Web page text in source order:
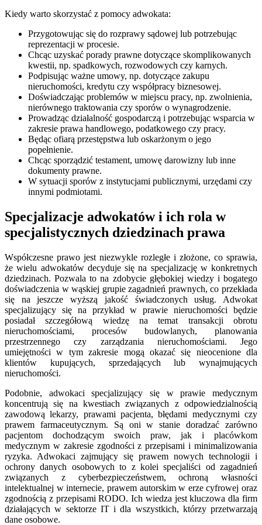
Kiedy warto skorzystać z pomocy adwokata:
Przygotowując się do rozprawy sądowej lub potrzebując
reprezentacji w procesie.
Chcąc uzyskać porady prawne dotyczące skomplikowanych
kwestii, np. spadkowych, rozwodowych czy karnych.
Podpisując ważne umowy, np. dotyczące zakupu
nieruchomości, kredytu czy współpracy biznesowej.
Doświadczając problemów w miejscu pracy, np. zwolnienia,
nierównego traktowania czy sporów o wynagrodzenie.
Prowadząc działalność gospodarczą i potrzebując wsparcia w
zakresie prawa handlowego, podatkowego czy pracy.
Będąc ofiarą przestępstwa lub oskarżonym o jego
popełnienie.
Chcąc sporządzić testament, umowę darowizny lub inne
dokumenty prawne.
W sytuacji sporów z instytucjami publicznymi, urzędami czy
innymi podmiotami.
Specjalizacje adwokatów i ich rola w
specjalistycznych dziedzinach prawa
Współczesne prawo jest niezwykle rozległe i złożone, co sprawia,
że wielu adwokatów decyduje się na specjalizację w konkretnych
dziedzinach. Pozwala to na zdobycie głębokiej wiedzy i bogatego
doświadczenia w wąskiej grupie zagadnień prawnych, co przekłada
się na jeszcze wyższą jakość świadczonych usług. Adwokat
specjalizujący się na przykład w prawie nieruchomości będzie
posiadał szczegółową wiedzę na temat transakcji obrotu
nieruchomościami, procesów budowlanych, planowania
przestrzennego czy zarządzania nieruchomościami. Jego
umiejętności w tym zakresie mogą okazać się nieocenione dla
klientów kupujących, sprzedających lub wynajmujących
nieruchomości.
Podobnie, adwokaci specjalizujący się w prawie medycznym
koncentrują się na kwestiach związanych z odpowiedzialnością
zawodową lekarzy, prawami pacjenta, błędami medycznymi czy
prawem farmaceutycznym. Są oni w stanie doradzać zarówno
pacjentom dochodzącym swoich praw, jak i placówkom
medycznym w zakresie zgodności z przepisami i minimalizowania
ryzyka. Adwokaci zajmujący się prawem nowych technologii i
ochrony danych osobowych to z kolei specjaliści od zagadnień
związanych z cyberbezpieczeństwem, ochroną własności
intelektualnej w internecie, prawem autorskim w erze cyfrowej oraz
zgodnością z przepisami RODO. Ich wiedza jest kluczowa dla firm
działających w sektorze IT i dla wszystkich, którzy przetwarzają
dane osobowe.